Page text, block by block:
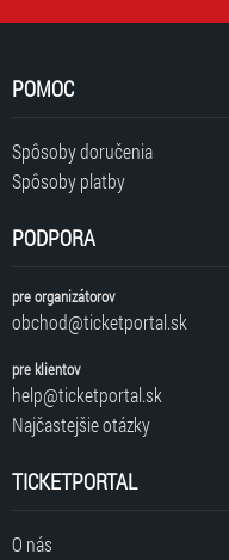
POMOC
Spôsoby doručenia
Spôsoby platby
PODPORA
pre organizátorov
obchod@ticketportal.sk
pre klientov
help@ticketportal.sk
Najčastejšie otázky
TICKETPORTAL
O nás